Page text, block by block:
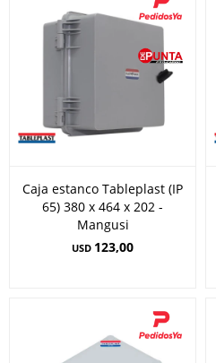
Caja estanco Tableplast (IP
65) 380 x 464 x 202 -
Mangusi
USD 123,00